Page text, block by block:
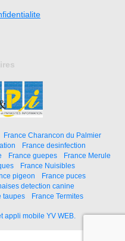
France Charancon du Palmier
France desinfection
France guepes
France Merule
France Nuisibles
pigeon
France puces
detection canine
taupes France Termites
appli mobile YV WEB.